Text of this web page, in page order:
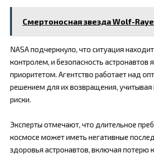
Смертоносная звезда Wolf-
NASA подчеркнуло, что ситуация
контролем, и безопасность астронавтов
приоритетом. Агентство работает над
решением для их возвращения, учитывая
риски.
Эксперты отмечают, что длительное
космосе может иметь негативные
здоровья астронавтов, включая потерю